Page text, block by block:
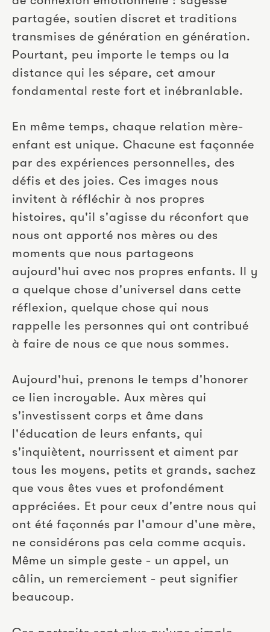
partagée, soutien discret et traditions
transmises de génération en génération.
Pourtant, peu importe le temps ou la
distance qui les sépare, cet amour
fondamental reste fort et inébranlable.
En même temps, chaque relation mère-
enfant est unique. Chacune est façonnée
par des expériences personnelles, des
défis et des joies. Ces images nous
invitent à réfléchir à nos propres
histoires, qu'il s'agisse du réconfort que
nous ont apporté nos mères ou des
moments que nous partageons
aujourd'hui avec nos propres enfants. Il y
a quelque chose d'universel dans cette
réflexion, quelque chose qui nous
rappelle les personnes qui ont contribué
à faire de nous ce que nous sommes.
Aujourd'hui, prenons le temps d'honorer
ce lien incroyable. Aux mères qui
s'investissent corps et âme dans
l'éducation de leurs enfants, qui
s'inquiètent, nourrissent et aiment par
tous les moyens, petits et grands, sachez
que vous êtes vues et profondément
appréciées. Et pour ceux d'entre nous qui
ont été façonnés par l'amour d'une mère,
ne considérons pas cela comme acquis.
Même un simple geste - un appel, un
câlin, un remerciement - peut signifier
beaucoup.